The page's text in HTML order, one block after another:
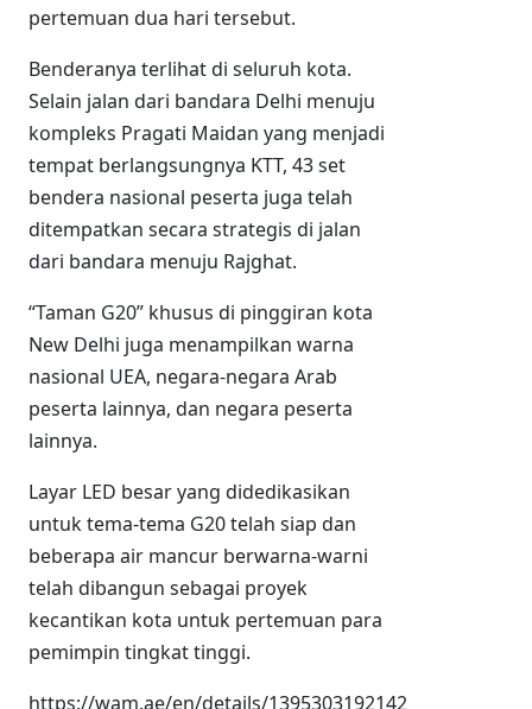
pertemuan dua hari tersebut.
Benderanya terlihat di seluruh kota.
Selain jalan dari bandara Delhi menuju
kompleks Pragati Maidan yang menjadi
tempat berlangsungnya KTT, 43 set
bendera nasional peserta juga telah
ditempatkan secara strategis di jalan
dari bandara menuju Rajghat.
“Taman G20” khusus di pinggiran kota
New Delhi juga menampilkan warna
nasional UEA, negara-negara Arab
peserta lainnya, dan negara peserta
lainnya.
Layar LED besar yang didedikasikan
untuk tema-tema G20 telah siap dan
beberapa air mancur berwarna-warni
telah dibangun sebagai proyek
kecantikan kota untuk pertemuan para
pemimpin tingkat tinggi.
https://wam.ae/en/details/1395303192142